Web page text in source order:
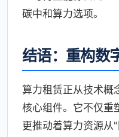
碳中和算力选项。
结语：重构数
算力租赁正从技术概
核心组件。它不仅重
更推动着算力资源